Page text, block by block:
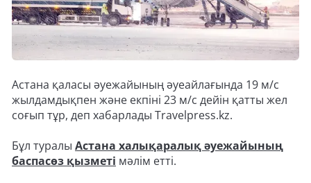
Астана қаласы әуежайының әуеайлағында 19 м/с
жылдамдықпен және екпіні 23 м/с дейін қатты жел
соғып тұр, деп хабарлады Travelpress.kz.
Бұл туралы Астана халықаралық әуежайының
баспасөз қызметі мәлім етті.